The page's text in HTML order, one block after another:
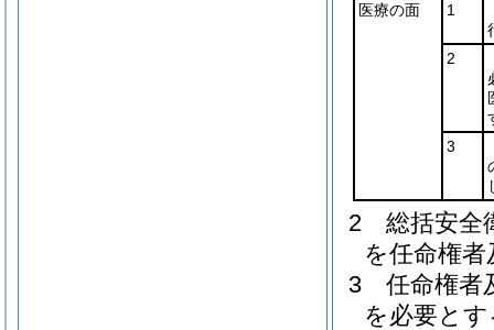
医療の面
1
2
3
2
総括安全
を任命権
3
任命権者
を必要と